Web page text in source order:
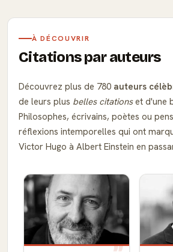
À DÉCOUVRIR
Citations par auteurs
Découvrez plus de 780 auteurs
de leurs plus belles citationset d'une
Philosophes, écrivains, poètes ou
réflexions intemporelles qui ont
Victor Hugo à Albert Einstein en